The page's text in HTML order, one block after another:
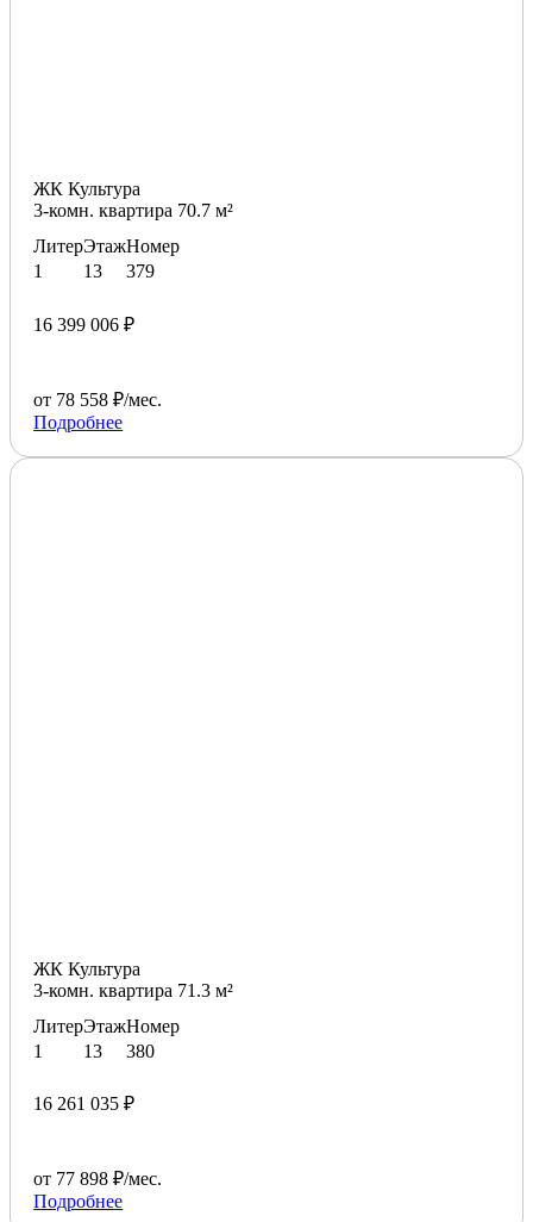
ЖК Культура
3-комн. квартира 70.7 м²
Литер
1
Этаж
13
Номер
379
16 399 006 ₽
от 78 558 ₽/мес.
Подробнее
ЖК Культура
3-комн. квартира 71.3 м²
Литер
1
Этаж
13
Номер
380
16 261 035 ₽
от 77 898 ₽/мес.
Подробнее